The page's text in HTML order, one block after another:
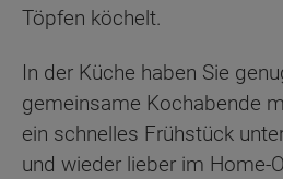
Töpfen köchelt.
In der Küche haben Sie
gemeinsame Kochabende
ein schnelles Frühstück
und wieder lieber im Home-